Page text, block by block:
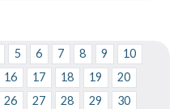
5 6 7 8 9
10
16 17 18 19
20
26 27 28 29
30